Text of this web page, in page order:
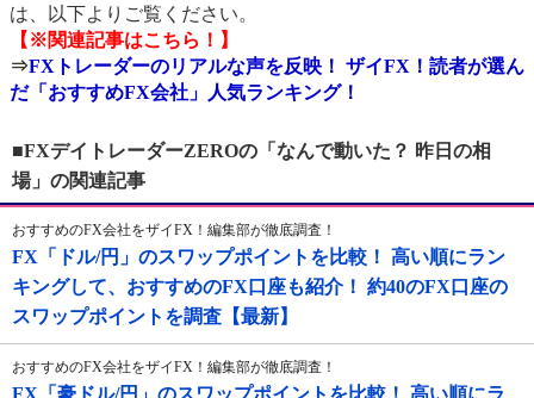
は、以下よりご覧ください。
【※関連記事はこちら！】
⇒FXトレーダーのリアルな声を反映！ ザイFX！読者が選ん
だ「おすすめFX会社」人気ランキング！
■FXデイトレーダーZEROの「なんで動いた？ 昨日の相
場」の関連記事
おすすめのFX会社をザイFX！編集部が徹底調査！
FX「ドル/円」のスワップポイントを比較！ 高い順にラン
キングして、おすすめのFX口座も紹介！ 約40のFX口座の
スワップポイントを調査【最新】
おすすめのFX会社をザイFX！編集部が徹底調査！
FX「豪ドル/円」のスワップポイントを比較！ 高い順にラ